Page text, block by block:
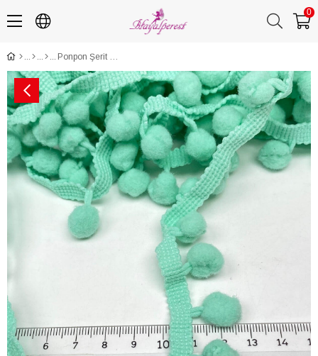
0
Ponpon Şerit 1 mt